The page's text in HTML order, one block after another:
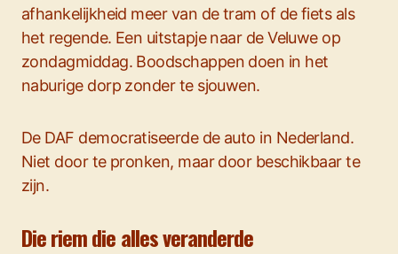
afhankelijkheid meer van de tram of de fiets als
het regende. Een uitstapje naar de Veluwe op
zondagmiddag. Boodschappen doen in het
naburige dorp zonder te sjouwen.
De DAF democratiseerde de auto in Nederland.
Niet door te pronken, maar door beschikbaar te
zijn.
Die riem die alles veranderde